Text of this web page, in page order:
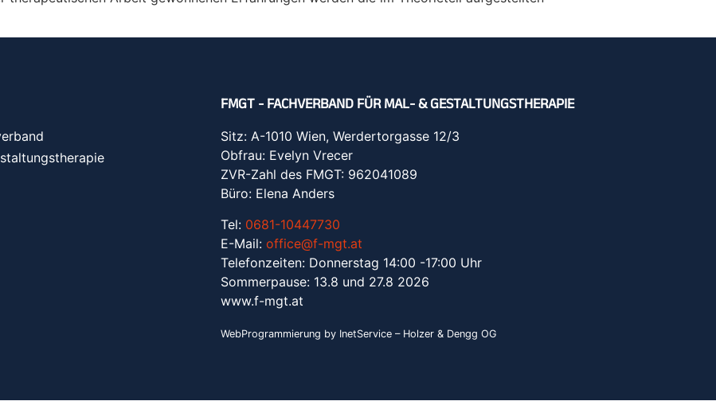
FMGT - FACHVERBAND FÜR MAL- & GESTALTUNGSTHERAPIE
Sitz: A-1010 Wien, Werdertorgasse 12/3
Obfrau: Evelyn Vrecer
ZVR-Zahl des FMGT: 962041089
Büro: Elena Anders
Tel: 0681-10447730
E-Mail: office@f-mgt.at
Telefonzeiten: Donnerstag 14:00 -17:00 Uhr
Sommerpause: 13.8 und 27.8 2026
www.f-mgt.at
WebProgrammierung by InetService – Holzer & Dengg OG